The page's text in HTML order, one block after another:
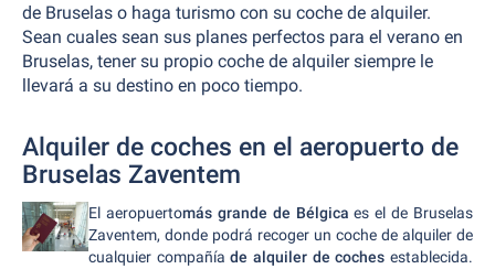
de Bruselas o haga turismo con su coche de alquiler.
Sean cuales sean sus planes perfectos para el verano en
Bruselas, tener su propio coche de alquiler siempre le
llevará a su destino en poco tiempo.
Alquiler de coches en el aeropuerto de
Bruselas Zaventem
El aeropuertomás grande de Bélgica es el de Bruselas
Zaventem, donde podrá recoger un coche de alquiler de
cualquier compañíade alquiler de cochesestablecida.